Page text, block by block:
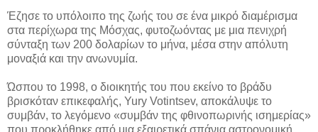
Έζησε το υπόλοιπο της ζωής του σε ένα μικρό διαμέρισμα
στα περίχωρα της Μόσχας, φυτοζωόντας με μια πενιχρή
σύνταξη των 200 δολαρίων το μήνα, μέσα στην απόλυτη
μοναξιά και την ανωνυμία.
Ώσπου το 1998, ο διοικητής του που εκείνο το βράδυ
βρισκόταν επικεφαλής, Yury Votintsev, αποκάλυψε το
συμβάν, το λεγόμενο «συμβάν της φθινοπωρινής ισημερίας»
που προκλήθηκε από μια εξαιρετικά σπάνια αστρονομική